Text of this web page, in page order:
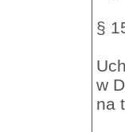
§
w
na